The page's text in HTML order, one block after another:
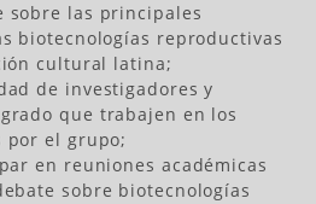
sobre las principales
biotecnologías reproductivas
cultural latina;
de investigadores y
que trabajen en los
por el grupo;
en reuniones académicas
sobre biotecnologías